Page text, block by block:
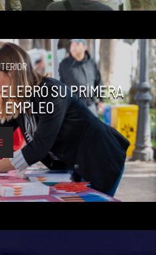
SU PRIMERA
EMPLEO